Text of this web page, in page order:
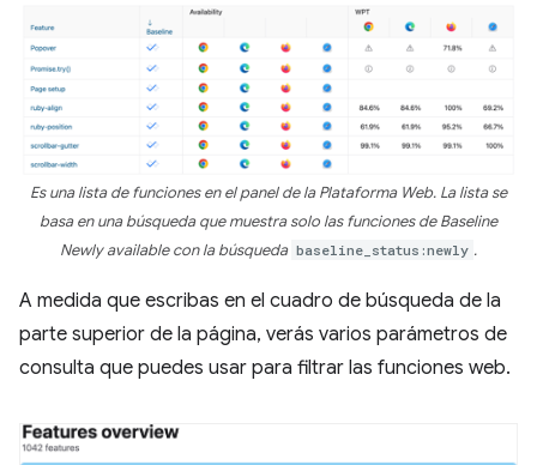
Es una lista de funciones en el panel de la Plataforma Web. La lista se
basa en una búsqueda que muestra solo las funciones de Baseline
Newly available con la búsqueda baseline_status:newly .
A medida que escribas en el cuadro de búsqueda de la
parte superior de la página, verás varios parámetros de
consulta que puedes usar para filtrar las funciones web.